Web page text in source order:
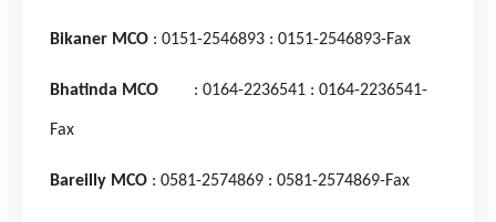
Bikaner MCO : 0151-2546893 : 0151-2546893-Fax
Bhatinda MCO : 0164-2236541 : 0164-2236541-
Fax
Bareilly MCO : 0581-2574869 : 0581-2574869-Fax